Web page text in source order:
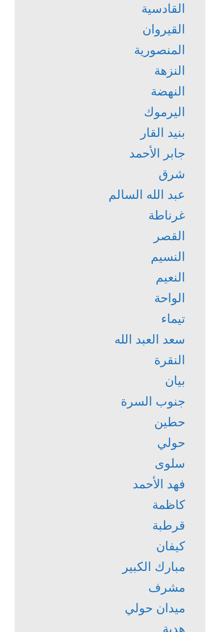
القادسية
القيروان
المنصورية
النزهة
النهضة
اليرموك
بنيد القار
جابر الأحمد
شرق
عبد الله السالم
غرناطة
القصر
النسيم
النعيم
الواحة
تيماء
سعد العبد الله
النقرة
بيان
جنوب السرة
حطين
حولي
سلوى
فهد الأحمد
كاظمة
قرطبة
كيفان
مبارك الكبير
مشرف
ميدان حولي
هدية